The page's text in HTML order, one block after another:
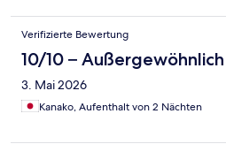
Verifizierte Bewertung
10/10 – Außergewöhnlich
3. Mai 2026
Kanako, Aufenthalt von 2 Nächten